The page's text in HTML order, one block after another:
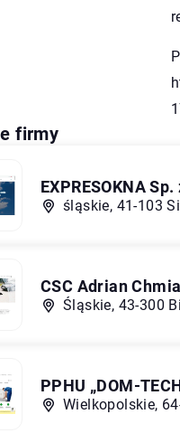
firmy
EXPRESOKNA Sp.
śląskie, 41-103
CSC Adrian
Śląskie, 43-300
PPHU „DOM-
Wielkopolskie,